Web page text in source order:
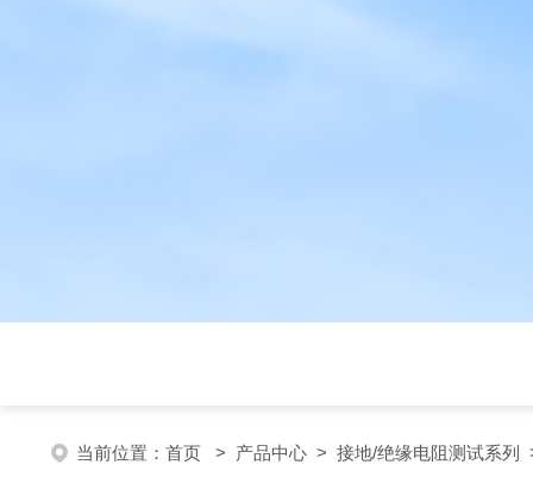
当前位置： 首页 > 产品中心 > 接地/绝缘电阻测试系列